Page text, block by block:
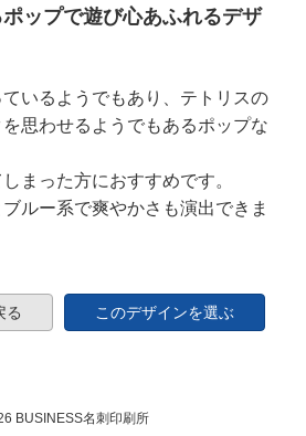
ップで遊び心あふれるデザ
いるようでもあり、テトリスの
思わせるようでもあるポップな
まった方におすすめです。
ルー系で爽やかさも演出できま
る このデザインを選ぶ
BUSINESS名刺印刷所